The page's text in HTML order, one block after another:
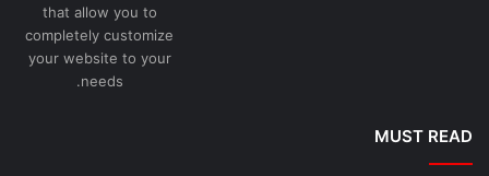
that allow you to
completely customize
your website to your
needs.
MUST READ